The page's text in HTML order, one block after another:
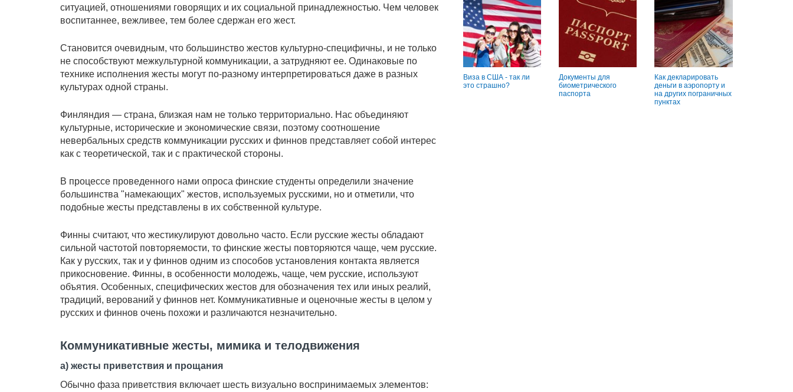
ситуацией, отношениями говорящих и их социальной принадлежностью. Чем человек
воспитаннее, вежливее, тем более сдержан его жест.
Становится очевидным, что большинство жестов культурно-специфичны, и не только
не способствуют межкультурной коммуникации, а затрудняют ее. Одинаковые по
технике исполнения жесты могут по-разному интерпретироваться даже в разных
культурах одной страны.
Финляндия — страна, близкая нам не только территориально. Нас объединяют
культурные, исторические и экономические связи, поэтому соотношение
невербальных средств коммуникации русских и финнов представляет собой интерес
как с теоретической, так и с практической стороны.
В процессе проведенного нами опроса финские студенты определили значение
большинства "намекающих" жестов, используемых русскими, но и отметили, что
подобные жесты представлены в их собственной культуре.
Финны считают, что жестикулируют довольно часто. Если русские жесты обладают
сильной частотой повторяемости, то финские жесты повторяются чаще, чем русские.
Как у русских, так и у финнов одним из способов установления контакта является
прикосновение. Финны, в особенности молодежь, чаще, чем русские, используют
объятия. Особенных, специфических жестов для обозначения тех или иных реалий,
традиций, верований у финнов нет. Коммуникативные и оценочные жесты в целом у
русских и финнов очень похожи и различаются незначительно.
Коммуникативные жесты, мимика и телодвижения
а) жесты приветствия и прощания
Обычно фаза приветствия включает шесть визуально воспринимаемых элементов:
Виза в США - так ли
это страшно?
Документы для
биометрического
паспорта
Как декларировать
деньги в аэропорту и
на других пограничных
пунктах